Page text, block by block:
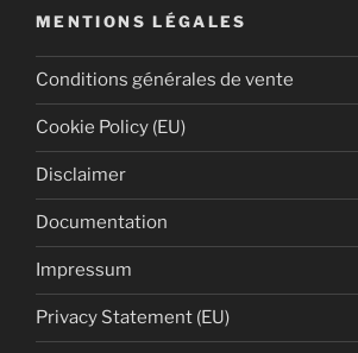
MENTIONS LÉGALES
Conditions générales de vente
Cookie Policy (EU)
Disclaimer
Documentation
Impressum
Privacy Statement (EU)